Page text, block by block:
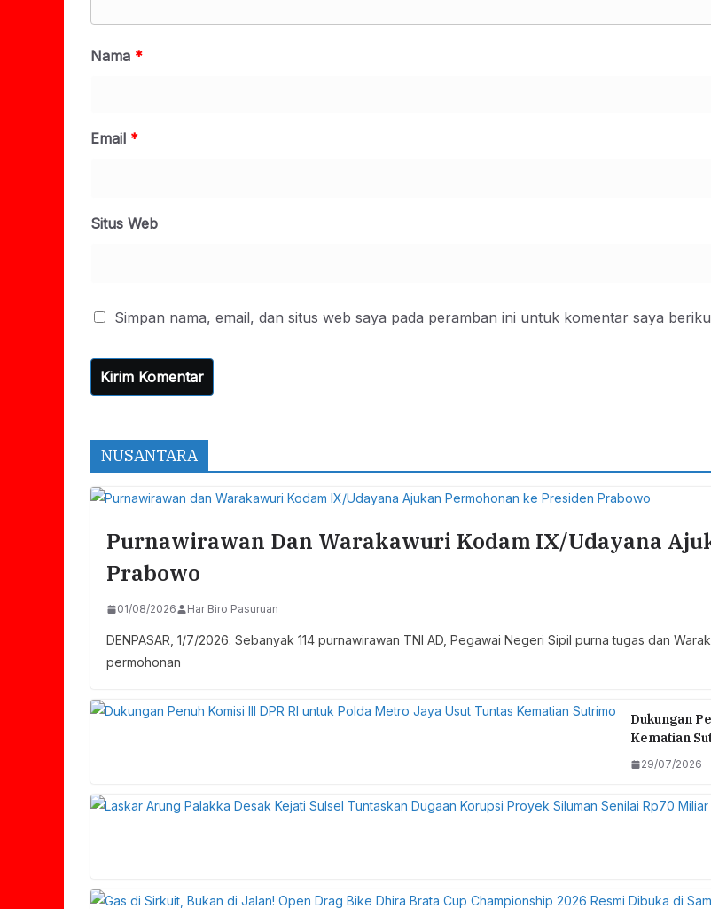
Nama *
Email *
Situs Web
Simpan nama, email, dan situs web saya pada peramban ini untuk komentar saya
NUSANTARA
Purnawirawan Dan Warakawuri Kodam IX/Udayana
Prabowo
01/08/2026 Har Biro Pasuruan
DENPASAR, 1/7/2026. Sebanyak 114 purnawirawan TNI AD, Pegawai Negeri Sipil purna tugas dan
permohonan
Dukungan
Kematian
29/07/2026